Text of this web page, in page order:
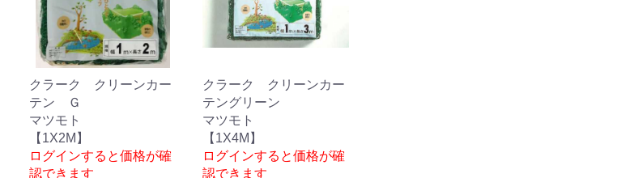
クラーク クリーンカー
テン Ｇ
マツモト
【1X2M】
ログインすると価格が確
認できます
クラーク クリーンカー
テングリーン
マツモト
【1X4M】
ログインすると価格が確
認できます